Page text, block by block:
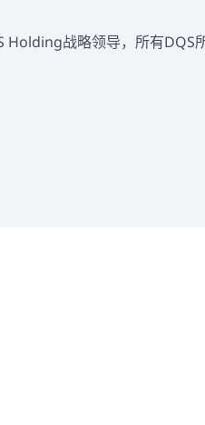
战略领导，所有DQS